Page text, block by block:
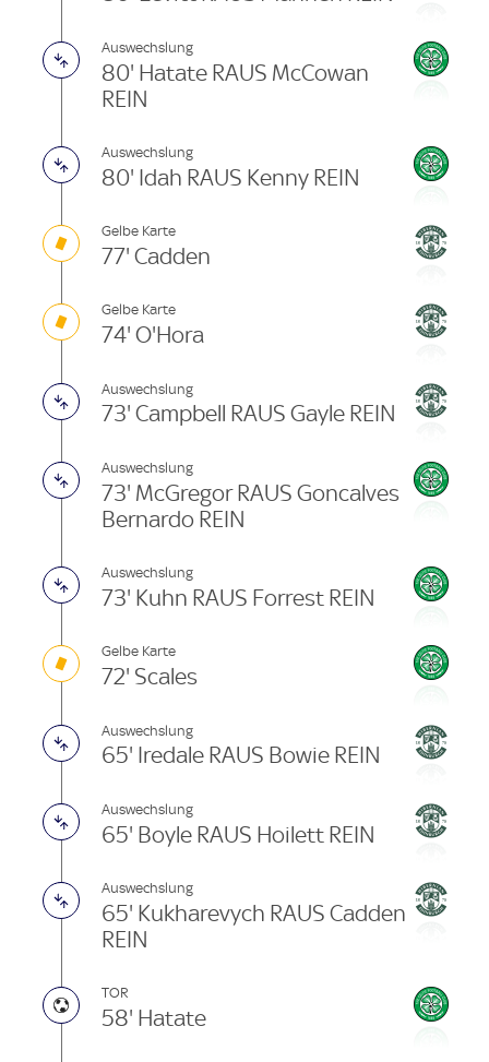
Auswechslung
80' Hatate RAUS McCowan
REIN
Auswechslung
80' Idah RAUS Kenny REIN
Gelbe Karte
77' Cadden
Gelbe Karte
74' O'Hora
Auswechslung
73' Campbell RAUS Gayle REIN
Auswechslung
73' McGregor RAUS Goncalves
Bernardo REIN
Auswechslung
73' Kuhn RAUS Forrest REIN
Gelbe Karte
72' Scales
Auswechslung
65' Iredale RAUS Bowie REIN
Auswechslung
65' Boyle RAUS Hoilett REIN
Auswechslung
65' Kukharevych RAUS Cadden
REIN
TOR
58' Hatate